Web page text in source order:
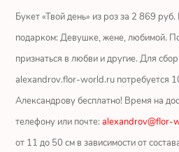
Альстромерии
Герберы
Букет «Твой день» из роз за 2 869
подарком: Девушке, жене, любимой.
признаться в любви и другие. Для
alexandrov.flor-world.ru потребуется
Александрову бесплатно! Время на
телефону или почте: alexandrov@flor-
от 11 до 50 см в зависимости от